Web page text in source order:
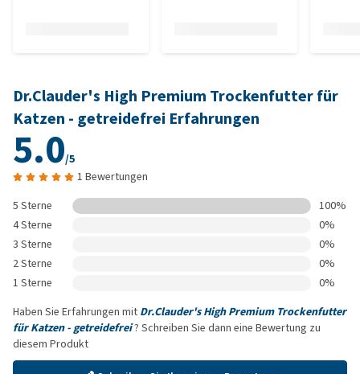
Dr.Clauder's High Premium Trockenfutter für
Katzen - getreidefrei Erfahrungen
5.0/5
1 Bewertungen
5 Sterne
100%
4 Sterne
0%
3 Sterne
0%
2 Sterne
0%
1 Sterne
0%
Haben Sie Erfahrungen mit Dr.Clauder's High Premium Trockenfutter
für Katzen - getreidefrei? Schreiben Sie dann eine Bewertung zu
diesem Produkt